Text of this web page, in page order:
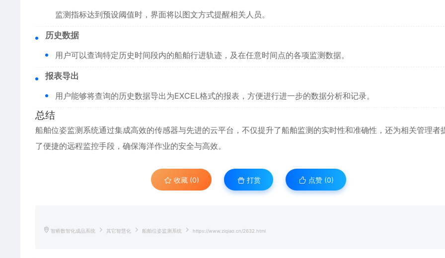
监测指标达到预设阈值时，界面将以图文方式提醒相关人员。
历史数据
用户可以查询特定历史时间段内的船舶行进轨迹，及在任意时间点的各项监测数据。
报表导出
用户能够将查询的历史数据导出为EXCEL格式的报表，方便进行进一步的数据分析和记录。
总结
船舶位姿监测系统通过集成高效的传感器与先进的云平台，不仅提升了船舶监测的实时性和准确性，还为相关管理者
了便捷的远程监控手段，确保海洋作业的安全与高效。
收藏 (0) 打赏 点赞 (0)
智桥数智化成品系统 其它智慧化 船舶位姿监测系统 https://www.ziqiao.cn/2632.html